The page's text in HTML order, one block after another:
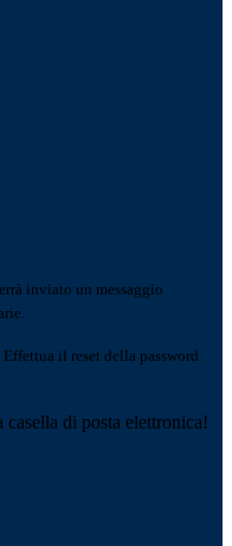
inviato un messaggio
il reset della password
di posta elettronica!